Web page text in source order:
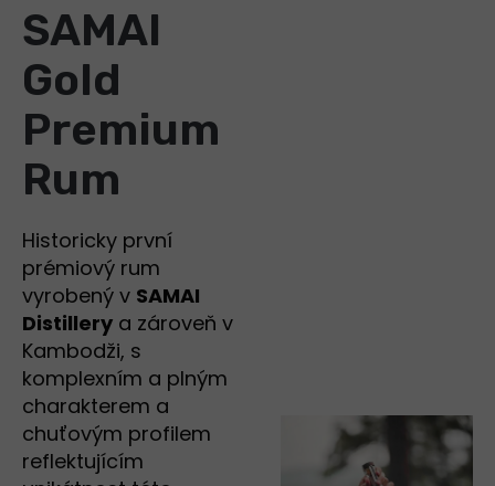
SAMAI
Gold
Premium
Rum
Historicky první
prémiový rum
vyrobený v SAMAI
Distillery a zároveň v
Kambodži, s
komplexním a plným
charakterem a
chuťovým profilem
reflektujícím